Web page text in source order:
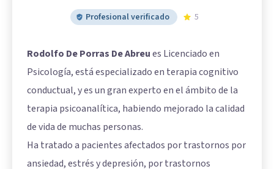
Profesional verificado 5
Rodolfo De Porras De Abreues Licenciado en
Psicología, está especializado en terapia cognitivo
conductual, y es un gran experto en el ámbito de la
terapia psicoanalítica, habiendo mejorado la calidad
de vida de muchas personas.
Ha tratado a pacientes afectados por trastornos por
ansiedad, estrés y depresión, por trastornos